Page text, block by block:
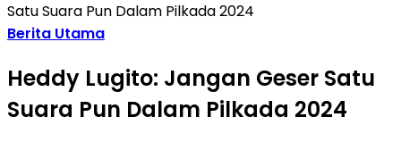
Satu Suara Pun Dalam Pilkada 2024
Berita Utama
Heddy Lugito: Jangan Geser Satu
Suara Pun Dalam Pilkada 2024